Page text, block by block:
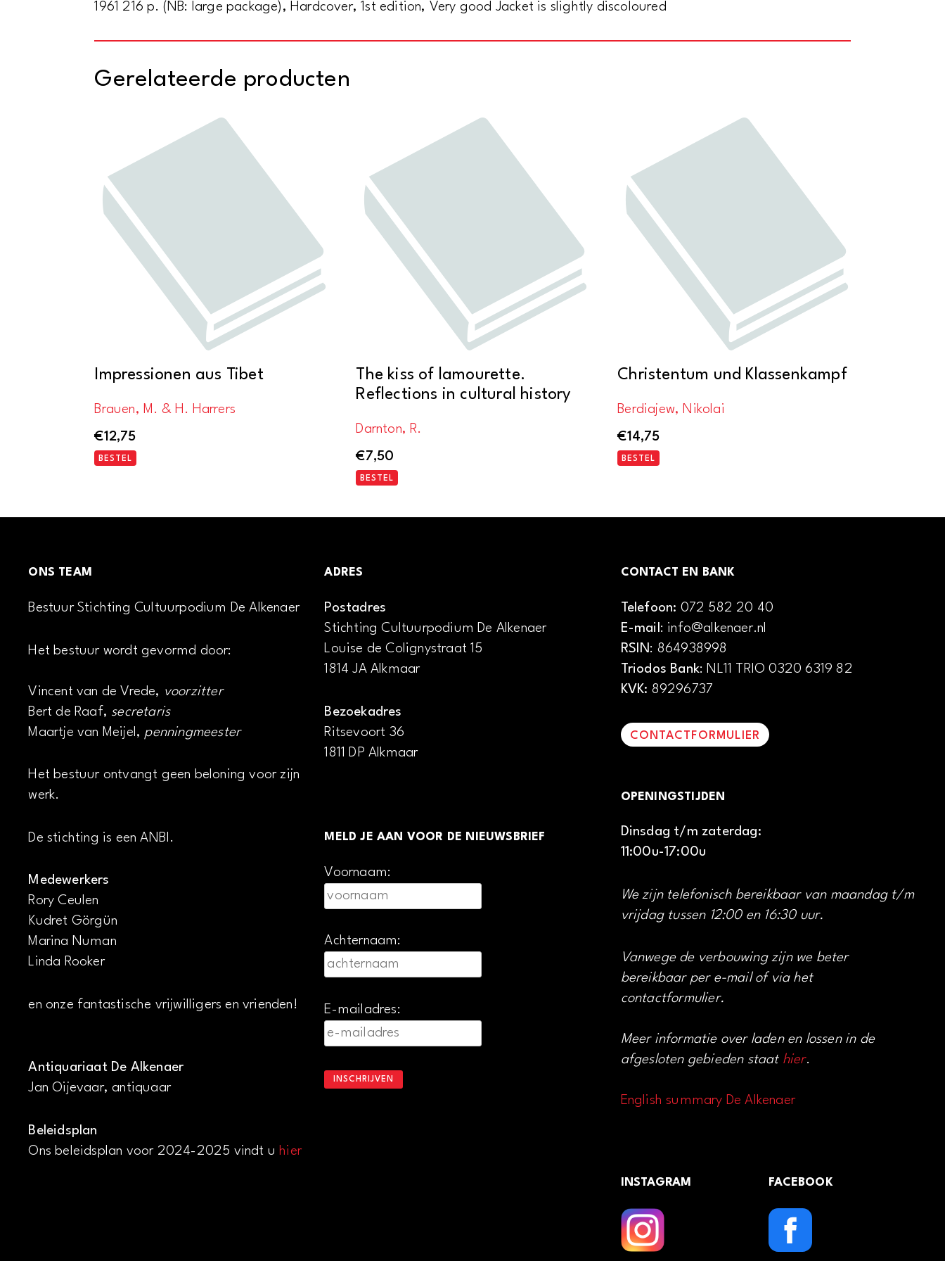
1961 216 p. (NB: large package), Hardcover, 1st edition, Very good Jacket is slightly discoloured
Gerelateerde producten
Impressionen aus Tibet
Brauen, M. & H. Harrers
€12,75
BESTEL
The kiss of lamourette.
Reflections in cultural history
Darnton, R.
€7,50
BESTEL
Christentum und Klassenkampf
Berdiajew, Nikolai
€14,75
BESTEL
ONS TEAM
Bestuur Stichting Cultuurpodium De Alkenaer
Het bestuur wordt gevormd door:
Vincent van de Vrede, voorzitter
Bert de Raaf, secretaris
Maartje van Meijel, penningmeester
Het bestuur ontvangt geen beloning voor zijn
werk.
De stichting is een ANBI.
Medewerkers
Rory Ceulen
Kudret Görgün
Marina Numan
Linda Rooker
en onze fantastische vrijwilligers en vrienden!
Antiquariaat De Alkenaer
Jan Oijevaar, antiquaar
Beleidsplan
Ons beleidsplan voor 2024-2025 vindt u hier
ADRES
Postadres
Stichting Cultuurpodium De Alkenaer
Louise de Colignystraat 15
1814 JA Alkmaar
Bezoekadres
Ritsevoort 36
1811 DP Alkmaar
MELD JE AAN VOOR DE NIEUWSBRIEF
Voornaam:
Achternaam:
E-mailadres:
CONTACT EN BANK
Telefoon: 072 582 20 40
E-mail: info@alkenaer.nl
RSIN: 864938998
Triodos Bank: NL11 TRIO 0320 6319 82
KVK: 89296737
CONTACTFORMULIER
OPENINGSTIJDEN
Dinsdag t/m zaterdag:
11:00u-17:00u
We zijn telefonisch bereikbaar van maandag t/m
vrijdag tussen 12:00 en 16:30 uur.
Vanwege de verbouwing zijn we beter
bereikbaar per e-mail of via het
contactformulier.
Meer informatie over laden en lossen in de
afgesloten gebieden staat hier.
English summary De Alkenaer
INSTAGRAM FACEBOOK